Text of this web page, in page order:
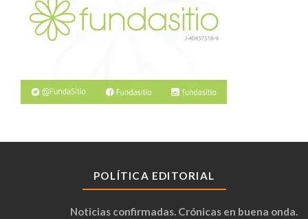
POLÍTICA EDITORIAL
Noticias confirmadas. Crónicas en buena onda.